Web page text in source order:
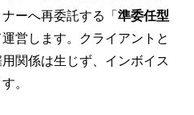
ーへ再委託する「 準委任型
運営します。クライアントと
関係は生じず、インボイス
。